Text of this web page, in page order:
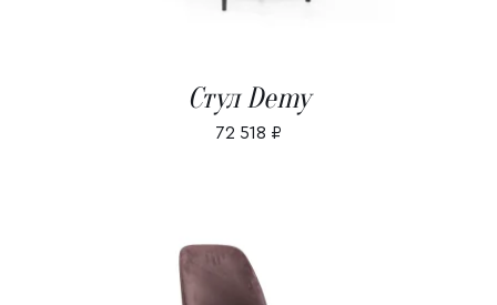
Стул Demy
72 518 ₽